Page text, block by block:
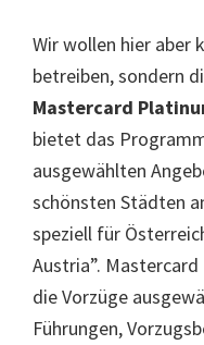
Wir wollen hier aber
betreiben, sondern
Mastercard
bietet das
ausgewählten
schönsten Städten
speziell für
Austria”.
die Vorzüge
Führungen,